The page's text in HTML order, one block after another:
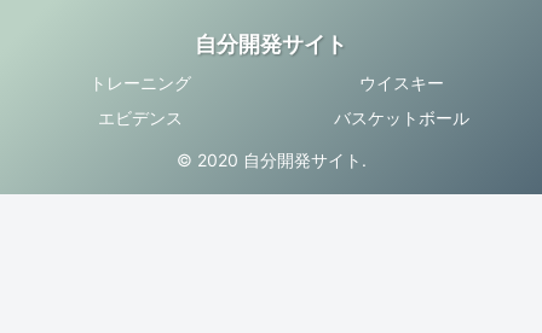
自分開発サイト
トレーニング
ウイスキー
エビデンス
バスケットボール
© 2020 自分開発サイト.